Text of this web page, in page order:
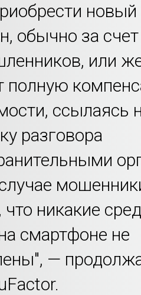
новый
обычно за счет
или
полную
ссылаясь
разговора
никакие
смартфоне не
—